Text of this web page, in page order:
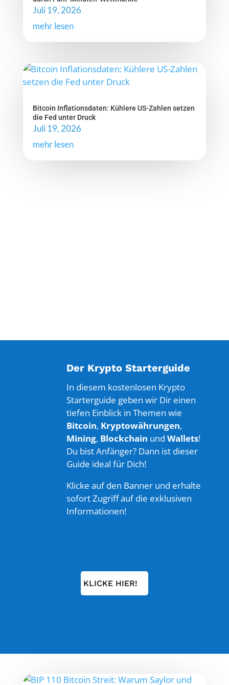
Juli 19, 2026
mehr lesen
Bitcoin Inflationsdaten: Kühlere US-Zahlen setzen
die Fed unter Druck
Juli 19, 2026
mehr lesen
Der Krypto Starterguide
In diesem kostenlosen Krypto
Starterguide geben wir Dir einen
tiefen Einblick in Themen wie
Bitcoin, Kryptowährungen,
Mining, Blockchain und Wallets!
Du bist Anfänger? Dann ist dieser
Guide ideal für Dich!
Klicke auf den Banner und erhalte
sofort Zugriff auf die exklusiven
Informationen!
KLICKE HIER!